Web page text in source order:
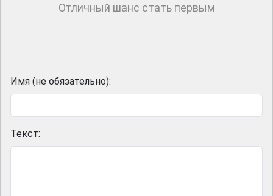
Отличный шанс стать первым
Имя (не обязательно):
Текст: